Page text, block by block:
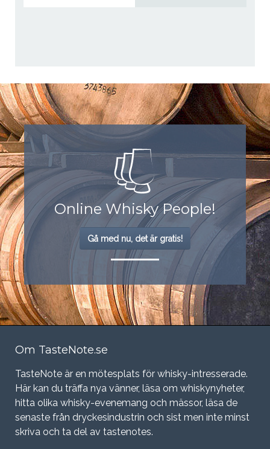
Online Whisky People!
Gå med nu, det är gratis!
Om TasteNote.se
TasteNote är en mötesplats för whisky-intresserade.
Här kan du träffa nya vänner, läsa om whiskynyheter,
hitta olika whisky-evenemang och mässor, läsa de
senaste från dryckesindustrin och sist men inte minst
skriva och ta del av tastenotes.